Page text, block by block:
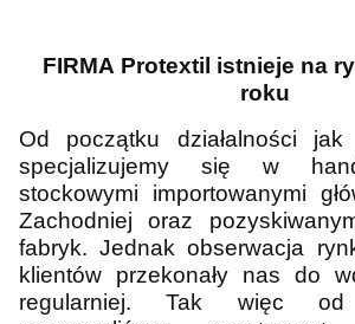
FIRMA Protextil istnieje na
roku
Od początku działalności
specjalizujemy się w
stockowymi importowanymi
Zachodniej oraz
fabryk. Jednak obserwacja
klientów przekonały nas do
regularniej. Tak więc